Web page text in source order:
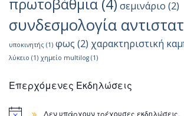
πρωτοβάθμια (4) σεμινάριο (2)
συνδεσμολογία
υποκινητής (1) φως (2) χαρακτηριστική
λύκειο (1) χημείο multilog (1)
Επερχόμενες Εκδηλώσεις
Δεν υπάρχουν τρέχουσες εκδηλώσεις.